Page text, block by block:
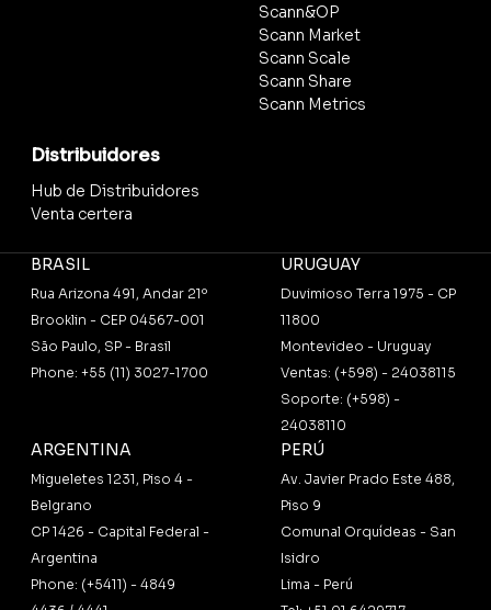
Scann&OP
Scann Market
Scann Scale
Scann Share
Scann Metrics
Distribuidores
Hub de Distribuidores
Venta certera
BRASIL
Rua Arizona 491, Andar 21º
Brooklin - CEP 04567-001
São Paulo, SP - Brasil
Phone: +55 (11) 3027-1700
URUGUAY
Duvimioso Terra 1975 - CP
11800
Montevideo - Uruguay
Ventas: (+598) - 24038115
Soporte: (+598) -
24038110
ARGENTINA
Migueletes 1231, Piso 4 -
Belgrano
CP 1426 - Capital Federal -
Argentina
Phone: (+5411) - 4849
PERÚ
Av. Javier Prado Este 488,
Piso 9
Comunal Orquídeas - San
Isidro
Lima - Perú